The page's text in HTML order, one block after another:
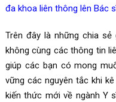
đa khoa liên thông lên Bác
Trên đây là những chia
không cùng các thông tin
giúp các bạn có mong
vững các nguyên tắc khi
kiến thức mới về ngành Y